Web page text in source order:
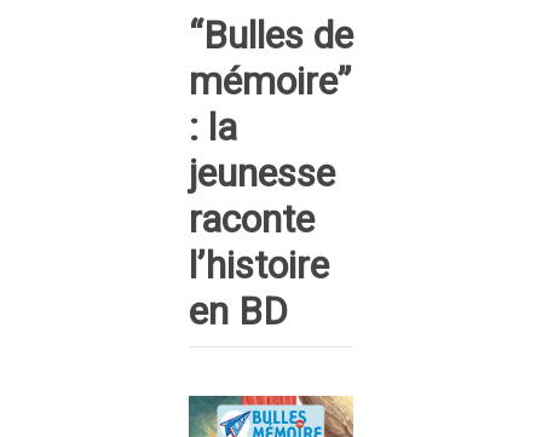
“Bulles de
mémoire”
: la
jeunesse
raconte
l’histoire
en BD